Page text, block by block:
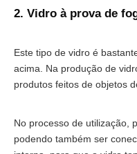
2. Vidro à prova de
Este tipo de vidro é
acima. Na produção de
produtos feitos de objetos
No processo de utilização,
podendo também ser